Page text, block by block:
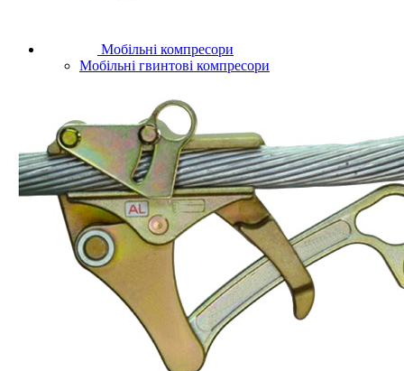
Мобільні компресори
Мобільні гвинтові компресори